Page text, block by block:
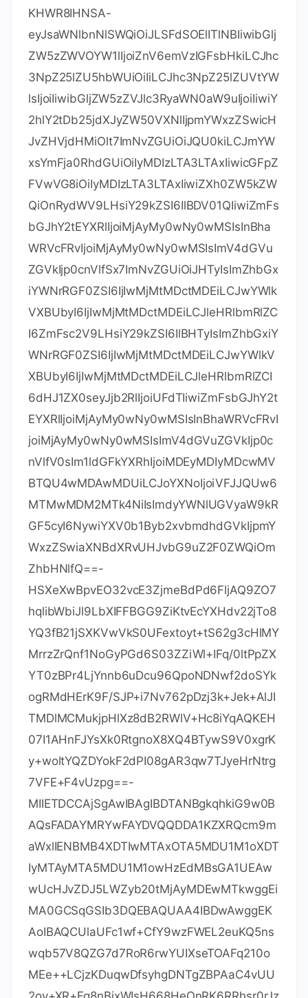
勾选 Activation code ，以激活码的方式来激
活，复制下面指定激活码，输入后，点击
Activate 激活按钮即可激活成功啦：
KHWR8IHNSA-
eyJsaWNlbnNlSWQiOiJLSFdSOElITlNBIiwibGlj
ZW5zZWVOYW1lIjoiZnV6emVzIGFsbHkiLCJhc
3NpZ25lZU5hbWUiOiIiLCJhc3NpZ25lZUVtYW
lsIjoiIiwibGljZW5zZVJlc3RyaWN0aW9uIjoiIiwiY
2hlY2tDb25jdXJyZW50VXNlIjpmYWxzZSwicH
JvZHVjdHMiOlt7ImNvZGUiOiJQU0kiLCJmYW
xsYmFja0RhdGUiOiIyMDIzLTA3LTAxIiwicGFpZ
FVwVG8iOiIyMDIzLTA3LTAxIiwiZXh0ZW5kZW
QiOnRydWV9LHsiY29kZSI6IlBDV01QIiwiZmFs
bGJhY2tEYXRlIjoiMjAyMy0wNy0wMSIsInBha
WRVcFRvIjoiMjAyMy0wNy0wMSIsImV4dGVu
ZGVkIjp0cnVlfSx7ImNvZGUiOiJHTyIsImZhbGx
iYWNrRGF0ZSI6IjIwMjMtMDctMDEiLCJwYWlk
VXBUbyI6IjIwMjMtMDctMDEiLCJleHRlbmRlZC
I6ZmFsc2V9LHsiY29kZSI6IlBHTyIsImZhbGxiY
WNrRGF0ZSI6IjIwMjMtMDctMDEiLCJwYWlkV
XBUbyI6IjIwMjMtMDctMDEiLCJleHRlbmRlZCI
6dHJ1ZX0seyJjb2RlIjoiUFdTIiwiZmFsbGJhY2t
EYXRlIjoiMjAyMy0wNy0wMSIsInBhaWRVcFRvI
joiMjAyMy0wNy0wMSIsImV4dGVuZGVkIjp0c
nVlfV0sIm1ldGFkYXRhIjoiMDEyMDIyMDcwMV
BTQU4wMDAwMDUiLCJoYXNoIjoiVFJJQUw6
MTMwMDM2MTk4NiIsImdyYWNlUGVyaW9kR
GF5cyI6NywiYXV0b1Byb2xvbmdhdGVkIjpmY
WxzZSwiaXNBdXRvUHJvbG9uZ2F0ZWQiOm
ZhbHNlfQ==-
HSXeXwBpvEO32vcE3ZjmeBdPd6FljAQ9ZO7
hqlibWbiJl9LbXIFFBGG9ZiKtvEcYXHdv22jTo8
YQ3fB21jSXKVwVkS0UFextoyt+tS62g3cHlMY
MrrzZrQnf1NoGyPGd6S03ZZiWl+IFq/0ltPpZX
YT0zBPr4LjYnnb6uDcu96QpoNDNwf2doSYk
ogRMdHErK9F/SJP+i7Nv762pDzj3k+Jek+AlJI
TMDlMCMukjpHlXz8dB2RWlV+Hc8iYqAQKEH
07I1AHnFJYsXk0RtgnoX8XQ4BTywS9V0xgrK
y+woltYQZDYokF2dPI08gAR3qw7TJyeHrNtrg
7VFE+F4vUzpg==-